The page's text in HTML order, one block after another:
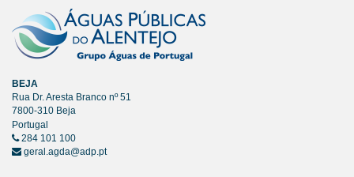
BEJA
Rua Dr. Aresta Branco nº 51
7800-310 Beja
Portugal
284 101 100
geral.agda@adp.pt